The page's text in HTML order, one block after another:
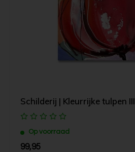
Schilderij | Kleurrijke tulpen III
Op voorraad
99,95